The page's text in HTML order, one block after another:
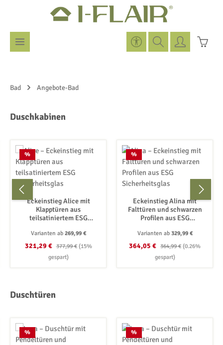
Zum Hauptinhalt springen
Werkzeugleiste anzeigen
Bad Angebote-Bad
Produktgalerie überspringen
Duschkabinen
Rabatt
%
Eckeinstieg Alice mit
Klapptüren aus
teilsatiniertem ESG
Varianten ab269,99 €
Verkaufspreis:
321,29 € Regulärer Preis:
377,99 € (15%
gespart)
Rabatt
%
Eckeinstieg Alina mit
Falttüren und schwarzen
Profilen aus ESG
Varianten ab329,99 €
Verkaufspreis:
364,05 € Regulärer Preis:
364,99 € (0.26%
gespart)
Produktgalerie überspringen
Duschtüren
Rabatt
% Rabatt
%